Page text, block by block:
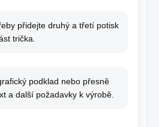
přidejte druhý a třetí potisk
trička.
podklad nebo přesně
a další požadavky k výrobě.